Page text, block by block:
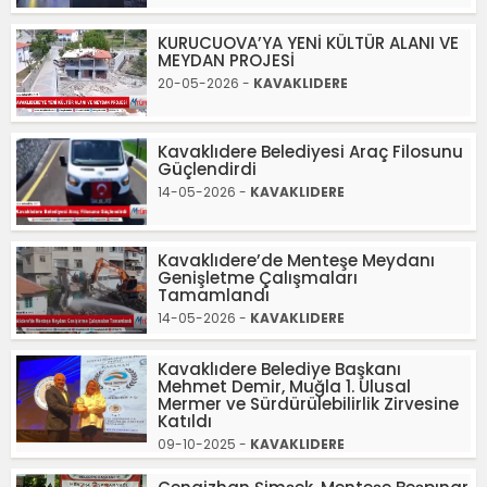
KURUCUOVA’YA YENİ KÜLTÜR ALANI VE
MEYDAN PROJESİ
20-05-2026 - KAVAKLIDERE
Kavaklıdere Belediyesi Araç Filosunu
Güçlendirdi
14-05-2026 - KAVAKLIDERE
Kavaklıdere’de Menteşe Meydanı
Genişletme Çalışmaları
Tamamlandı
14-05-2026 - KAVAKLIDERE
Kavaklıdere Belediye Başkanı
Mehmet Demir, Muğla 1. Ulusal
Mermer ve Sürdürülebilirlik Zirvesine
Katıldı
09-10-2025 - KAVAKLIDERE